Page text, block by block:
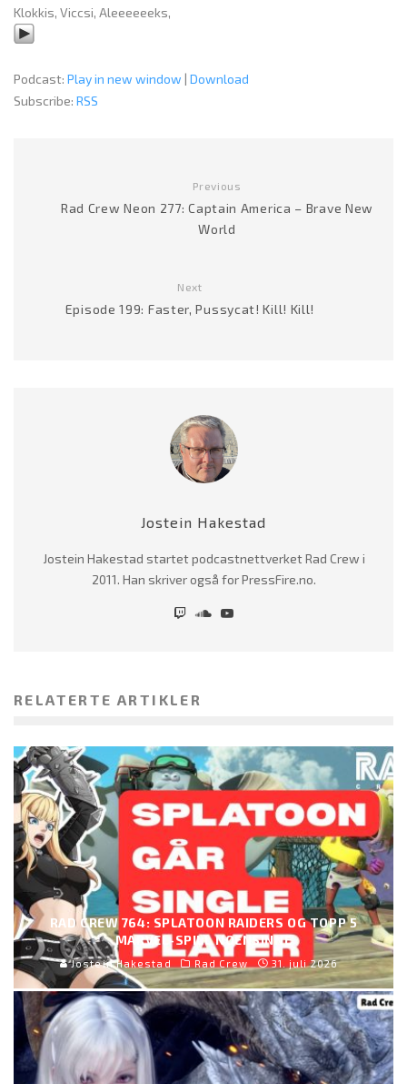
Klokkis, Viccsi, Aleeeeeeks,
Podcast: Play in new window | Download
Subscribe: RSS
Previous
Rad Crew Neon 277: Captain America – Brave New
World
Next
Episode 199: Faster, Pussycat! Kill! Kill!
Jostein Hakestad
Jostein Hakestad startet podcastnettverket Rad Crew i
2011. Han skriver også for PressFire.no.
RELATERTE ARTIKLER
RAD CREW 764: SPLATOON RAIDERS OG TOPP 5
MARVEL-SPILL NOENSINNE
Jostein Hakestad Rad Crew 31. juli 2026